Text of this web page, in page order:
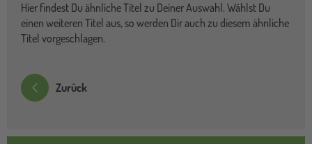
Hier findest Du ähnliche Titel zu Deiner Auswahl. Wählst Du
einen weiteren Titel aus, so werden Dir auch zu diesem ähnliche
Titel vorgeschlagen.
Zurück